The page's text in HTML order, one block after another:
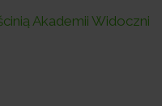
Akademii Widoczni